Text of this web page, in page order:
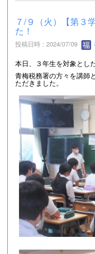
７/９（火）【第３
た！
投稿日時 : 2024/07/09
本日、３年生を対象とし
青梅税務署の方々を講師
ただきました。